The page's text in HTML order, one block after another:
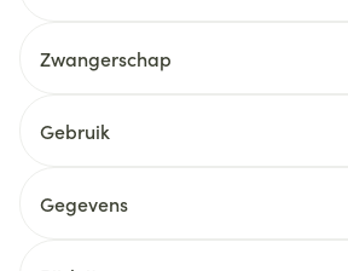
Zwangerschap
Gebruik
Gegevens